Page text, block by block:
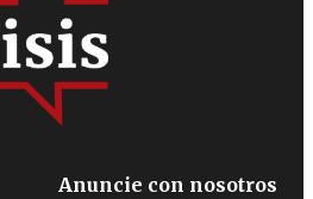
Anuncie con nosotros